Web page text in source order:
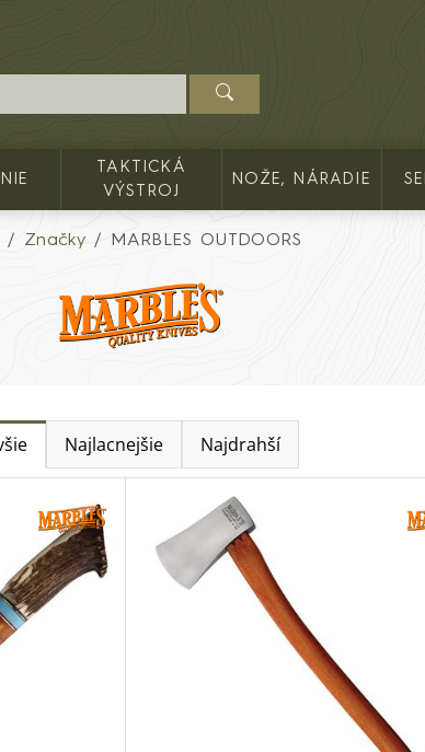
TAKTICKÁ
VÝSTROJ
NOŽE, NÁRADIE
Značky MARBLES OUTDOORS
Najlacnejšie Najdrahší